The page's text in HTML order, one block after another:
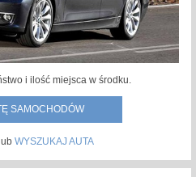
i ilość miejsca w środku.
SAMOCHODÓW
WYSZUKAJ AUTA